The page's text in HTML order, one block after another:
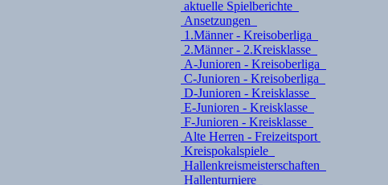
aktuelle Spielberichte
Ansetzungen
1.Männer - Kreisoberliga
2.Männer - 2.Kreisklasse
A-Junioren - Kreisoberliga
C-Junioren - Kreisoberliga
D-Junioren - Kreisklasse
E-Junioren - Kreisklasse
F-Junioren - Kreisklasse
Alte Herren - Freizeitsport
Kreispokalspiele
Hallenkreismeisterschaften
Hallenturniere